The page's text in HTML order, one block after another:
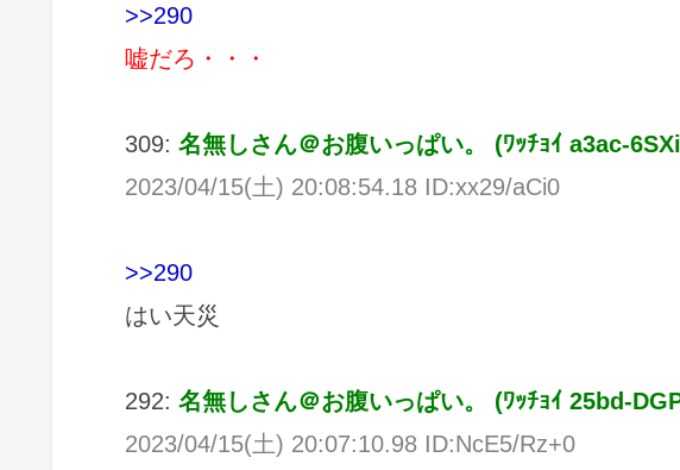
>>290
嘘だろ・・・
309: 名無しさん＠お腹いっぱい。 (ﾜｯﾁｮｲ a3ac-
2023/04/15(土) 20:08:54.18 ID:xx29/aCi0
>>290
はい天災
292: 名無しさん＠お腹いっぱい。 (ﾜｯﾁｮｲ 25bd-
2023/04/15(土) 20:07:10.98 ID:NcE5/Rz+0